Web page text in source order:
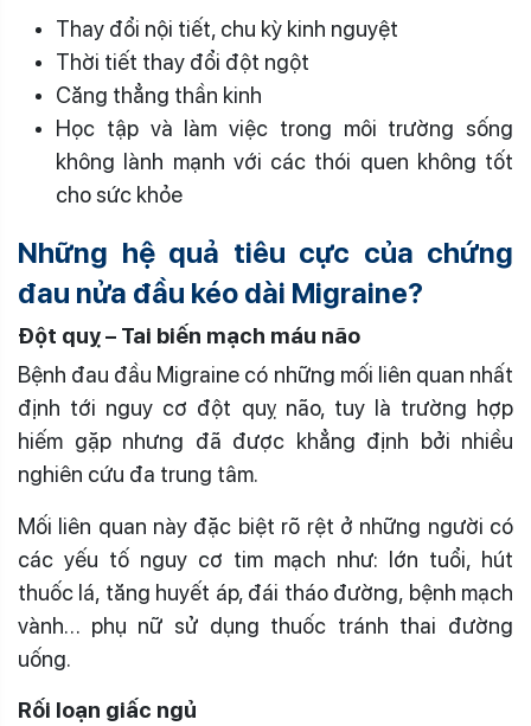
Thay đổi nội tiết, chu kỳ kinh nguyệt
Thời tiết thay đổi đột ngột
Căng thẳng thần kinh
Học tập và làm việc trong môi trường sống
không lành mạnh với các thói quen không tốt
cho sức khỏe
Những hệ quả tiêu cực của chứng
đau nửa đầu kéo dài Migraine?
Đột quỵ – Tai biến mạch máu não
Bệnh đau đầu Migraine có những mối liên quan nhất
định tới nguy cơ đột quỵ não, tuy là trường hợp
hiếm gặp nhưng đã được khẳng định bởi nhiều
nghiên cứu đa trung tâm.
Mối liên quan này đặc biệt rõ rệt ở những người có
các yếu tố nguy cơ tim mạch như: lớn tuổi, hút
thuốc lá, tăng huyết áp, đái tháo đường, bệnh mạch
vành… phụ nữ sử dụng thuốc tránh thai đường
uống.
Rối loạn giấc ngủ